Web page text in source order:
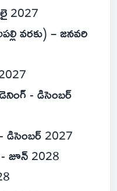
2027
వరకు) – జనవరి
- డిసెంబర్
2027
జూన్ 2028